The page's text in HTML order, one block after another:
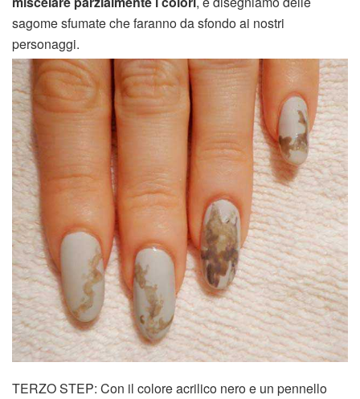
sagome sfumate che faranno da sfondo ai nostri
personaggi.
TERZO STEP: Con il colore acrilico nero e un pennello